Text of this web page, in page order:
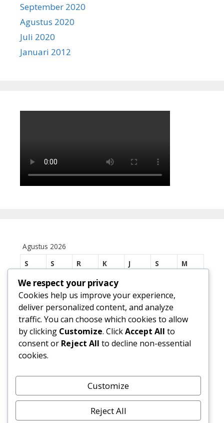
September 2020
Agustus 2020
Juli 2020
Januari 2012
Agustus 2026
S
S R K J S
M
3
4 5 6 8
10
11 12 13 14 15
16
17
18 19 20 21 22
24
31
« Jul
We respect your privacy
Cookies help us improve your experience,
deliver personalized content, and analyze
traffic. You can choose which cookies to allow
by clicking Customize. ClickAccept All to
consent or Reject All to decline non-essential
cookies.
Customize
Reject All